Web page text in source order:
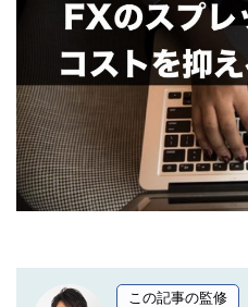
この記事の監修